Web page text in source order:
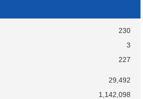
230
3
227
29,492
1,142,098